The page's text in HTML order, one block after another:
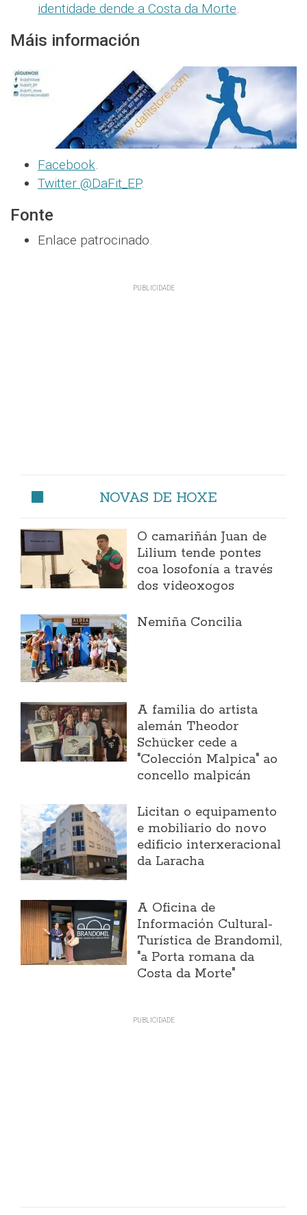
identidade dende a Costa da Morte.
Máis información
Facebook.
Twitter @DaFit_EP.
Fonte
Enlace patrocinado.
NOVAS DE HOXE
O camariñán Juan de
Lilium tende pontes
coa losofonía a través
dos videoxogos
Nemiña Concilia
A familia do artista
alemán Theodor
Schücker cede a
"Colección Malpica" ao
concello malpicán
Licitan o equipamento
e mobiliario do novo
edificio interxeracional
da Laracha
A Oficina de
Información Cultural-
Turística de Brandomil,
"a Porta romana da
Costa da Morte"